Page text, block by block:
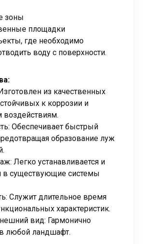
зоны
площадки
где необходимо
воду с поверхности.
из качественных
к коррозии и
Обеспечивает быстрый
образование луж
Легко устанавливается и
в существующие системы
Служит длительное время
характеристик.
вид: Гармонично
любой ландшафт.